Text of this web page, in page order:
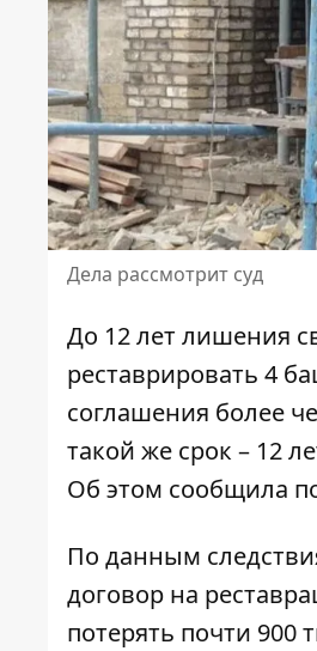
Дела рассмотрит суд
До 12 лет лишения
реставрировать 4
соглашения более
такой же срок – 12
Об этом сообщила
По данным
договор на
потерять почти 900